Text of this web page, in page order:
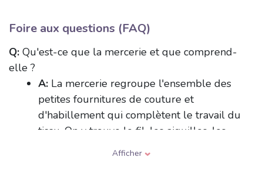
Foire aux questions (FAQ)
Q: Qu'est-ce que la mercerie et que comprend-
elle ?
A: La mercerie regroupe l'ensemble des
petites fournitures de couture et
d'habillement qui complètent le travail du
tissu. On y trouve le fil, les aiguilles, les
fermetures éclair, les boutons, les boutons-
Afficher